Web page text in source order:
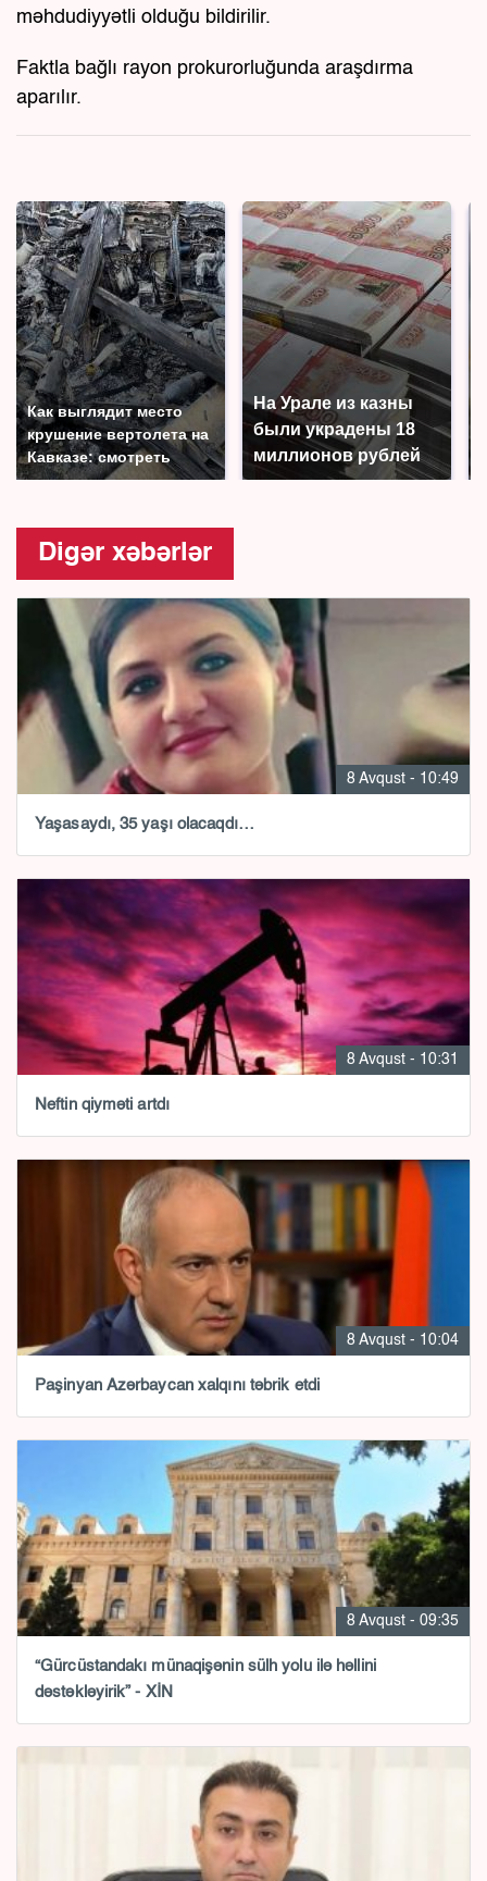
məhdudiyyətli olduğu bildirilir.
Faktla bağlı rayon prokurorluğunda araşdırma
aparılır.
Как выглядит место
крушение вертолета на
Кавказе: смотреть
На Урале из казны
были украдены 18
миллионов рублей
Digər xəbərlər
8 Avqust - 10:49
Yaşasaydı, 35 yaşı olacaqdı…
8 Avqust - 10:31
Neftin qiyməti artdı
8 Avqust - 10:04
Paşinyan Azərbaycan xalqını təbrik etdi
8 Avqust - 09:35
“Gürcüstandakı münaqişənin sülh yolu ilə həllini
dəstəkləyirik” - XİN